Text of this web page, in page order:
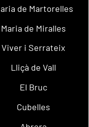
de Martorelles
Maria de Miralles
Viver i Serrateix
Lliçà de Vall
El Bruc
Cubelles